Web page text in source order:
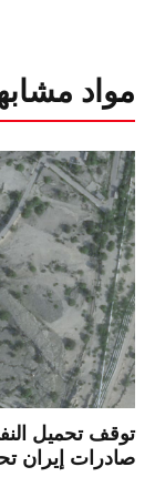
مواد
توقف تحميل
صادرات إيران